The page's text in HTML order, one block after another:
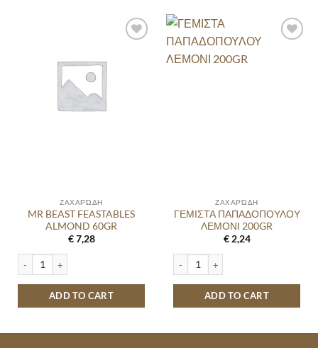
ΖΑΧΑΡΏΔΗ
MR BEAST FEASTABLES
ALMOND 60GR
€7,28
MR BEAST FEASTABLES ALMOND 60GR quantity
ADD TO CART
ΖΑΧΑΡΏΔΗ
ΓΕΜΙΣΤΑ ΠΑΠΑΔΟΠΟΥΛΟΥ
ΛΕΜΟΝΙ 200GR
€2,24
ΓΕΜΙΣΤΑ ΠΑΠΑΔΟΠΟΥΛΟΥ ΛΕΜΟΝΙ
ADD TO CART